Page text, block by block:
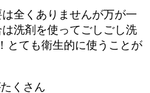
全くありませんが万が一
洗剤を使ってごしごし洗
とても衛生的に使うことが